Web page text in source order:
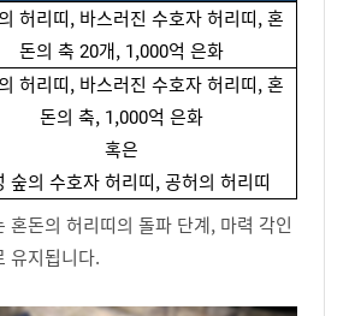
허리띠, 바스러진 수호자 허리띠, 혼
돈의 축 20개, 1,000억 은화
허리띠, 바스러진 수호자 허리띠, 혼
돈의 축, 1,000억 은화
혹은
숲의 수호자 허리띠, 공허의 허리띠
혼돈의 허리띠의 돌파 단계, 마력 각인
유지됩니다.